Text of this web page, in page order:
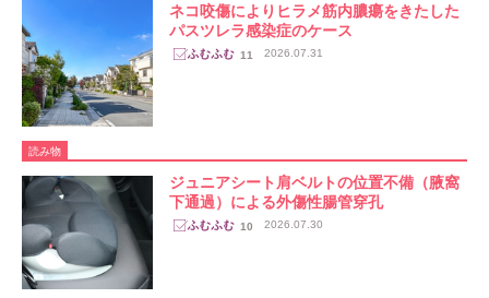
ネコ咬傷によりヒラメ筋内膿瘍をきたした
パスツレラ感染症のケース
11 2026.07.31
読み物
ジュニアシート肩ベルトの位置不備（腋窩
下通過）による外傷性腸管穿孔
10 2026.07.30